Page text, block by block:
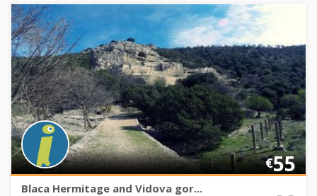
€55
Blaca Hermitage and Vidova gor...